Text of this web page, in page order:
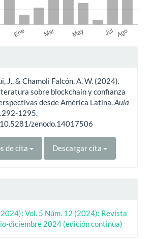
J., & Chamoli Falcón, A. W. (2024).
sobre blockchain y confianza
desde América Latina.Aula
1295.
zenodo.14017506
de cita Descargar cita
Vol. 5 Núm. 12 (2024): Revista
diciembre 2024 (edición continua)